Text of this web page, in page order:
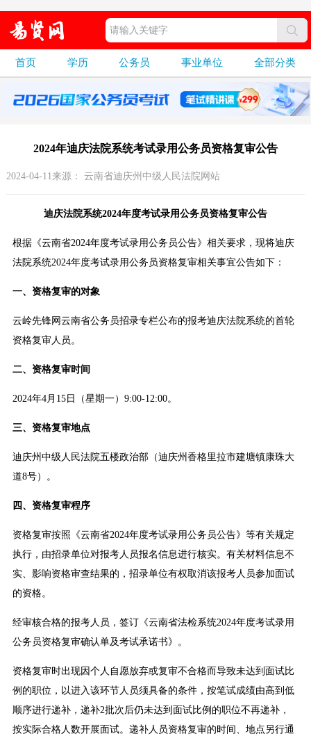
首页 学历 公务员 事业单位 全部分类
2024年迪庆法院系统考试录用公务员资格复审公告
2024-04-11来源： 云南省迪庆州中级人民法院网站
迪庆法院系统2024年度考试录用公务员资格复审公告
根据《云南省2024年度考试录用公务员公告》相关要求，现将迪庆
法院系统2024年度考试录用公务员资格复审相关事宜公告如下：
一、资格复审的对象
云岭先锋网云南省公务员招录专栏公布的报考迪庆法院系统的首轮
资格复审人员。
二、资格复审时间
2024年4月15日（星期一）9:00-12:00。
三、资格复审地点
迪庆州中级人民法院五楼政治部（迪庆州香格里拉市建塘镇康珠大
道8号）。
四、资格复审程序
资格复审按照《云南省2024年度考试录用公务员公告》等有关规定
执行，由招录单位对报考人员报名信息进行核实。有关材料信息不
实、影响资格审查结果的，招录单位有权取消该报考人员参加面试
的资格。
经审核合格的报考人员，签订《云南省法检系统2024年度考试录用
公务员资格复审确认单及考试承诺书》。
资格复审时出现因个人自愿放弃或复审不合格而导致未达到面试比
例的职位，以进入该环节人员须具备的条件，按笔试成绩由高到低
顺序进行递补，递补2批次后仍未达到面试比例的职位不再递补，
按实际合格人数开展面试。递补人员资格复审的时间、地点另行通